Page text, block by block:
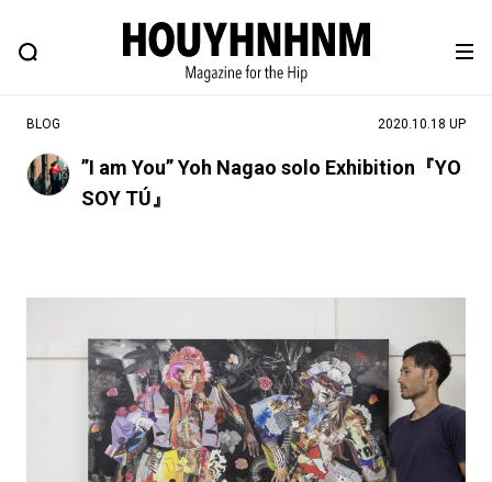
BLOG SNAP
ヒップなファッション、カルチャー、ライフスタイルWEBマガジン
#注目のタグ
#路地裏てぃーん。 #MONTHLY JOURNAL
#GH 銘品の所以 #フイナムのYouTube
#Commune H #FOCUS IT #AH.H
#ととけん #FASHION #MUSIC #MOVIE
BLOG 2020.10.18 UP
”I am You” Yoh Nagao solo Exhibition『YO
SOY TÚ』